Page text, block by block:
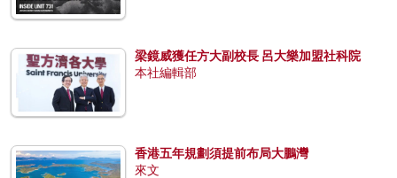
梁鏡威獲任方大副校長 呂大樂加盟社科院
本社編輯部
香港五年規劃須提前布局大鵬灣
來文